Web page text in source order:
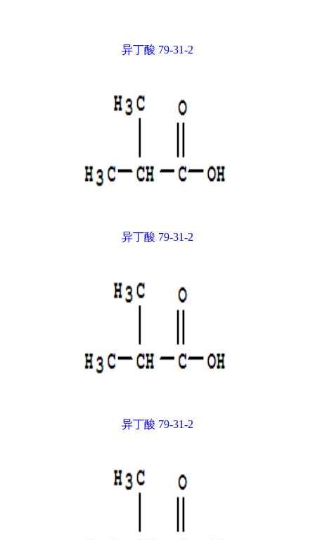
异丁酸 79-31-2
异丁酸 79-31-2
异丁酸 79-31-2